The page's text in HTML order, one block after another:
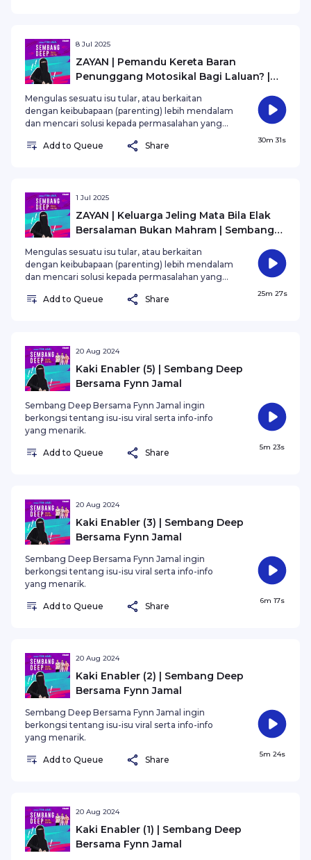
8 Jul 2025
ZAYAN | Pemandu Kereta Baran
Penunggang Motosikal Bagi Laluan? |
Mengulas sesuatu isu tular, atau berkaitan
dengan keibubapaan (parenting) lebih mendalam
dan mencari solusi kepada permasalahan yang
Add to Queue
Share
30m 31s
1 Jul 2025
ZAYAN | Keluarga Jeling Mata Bila Elak
Bersalaman Bukan Mahram | Sembang
Mengulas sesuatu isu tular, atau berkaitan
dengan keibubapaan (parenting) lebih mendalam
dan mencari solusi kepada permasalahan yang
Add to Queue
Share
25m 27s
20 Aug 2024
Kaki Enabler (5) | Sembang Deep
Bersama Fynn Jamal
Sembang Deep Bersama Fynn Jamal ingin
berkongsi tentang isu-isu viral serta info-info
yang menarik.
Add to Queue Share
5m 23s
20 Aug 2024
Kaki Enabler (3) | Sembang Deep
Bersama Fynn Jamal
Sembang Deep Bersama Fynn Jamal ingin
berkongsi tentang isu-isu viral serta info-info
yang menarik.
Add to Queue Share
6m 17s
20 Aug 2024
Kaki Enabler (2) | Sembang Deep
Bersama Fynn Jamal
Sembang Deep Bersama Fynn Jamal ingin
berkongsi tentang isu-isu viral serta info-info
yang menarik.
Add to Queue Share
5m 24s
20 Aug 2024
Kaki Enabler (1) | Sembang Deep
Bersama Fynn Jamal